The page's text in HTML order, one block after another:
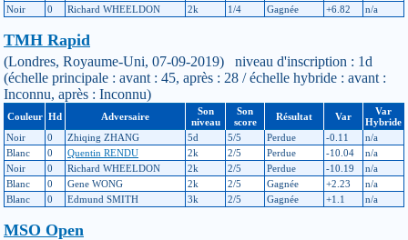
Noir
0 Richard WHEELDON 2k 1/4 Gagnée +6.82 n/a
TMH Rapid
(Londres, Royaume-Uni, 07-09-2019) niveau d'inscription : 1d
(échelle principale : avant : 45, après : 28 / échelle hybride : avant :
Inconnu, après : Inconnu)
Couleur Hd Adversaire
Son
niveau
Son
score
Résultat Var
Var
Hybride
Noir
0 Zhiqing ZHANG 5d 5/5 Perdue -0.11
n/a
Blanc
0 Quentin RENDU 2k 2/5 Perdue -10.04
n/a
Noir
0 Richard WHEELDON 2k 2/5 Perdue -10.19
n/a
Blanc
0 Gene WONG 2k 2/5 Gagnée +2.23
n/a
Blanc
0 Edmund SMITH 3k 2/5 Gagnée +1.1 n/a
MSO Open